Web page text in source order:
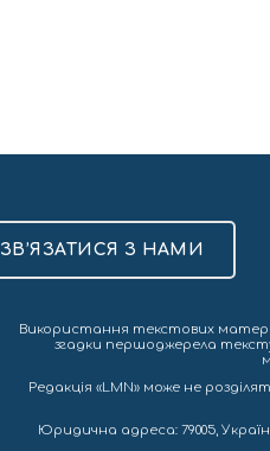
ЗВ’ЯЗАТИСЯ З НАМИ
Використання текстових
згадки першоджерела
Редакція «LMN» може не
Юридична адреса: 79005,